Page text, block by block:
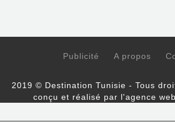
Publicité A propos
2019 © Destination Tunisie - Tous
conçu et réalisé par l'agence web